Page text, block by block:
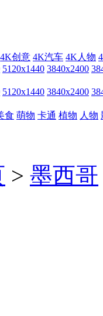
4K创意 4K汽车 4K人物
5120x1440 3840x2400
5120x1440 3840x2400
食 萌物 卡通 植物 人物
> 墨西哥